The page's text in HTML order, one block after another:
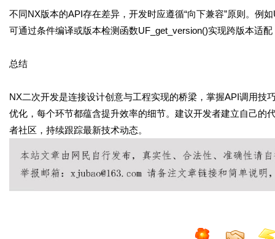
不同NX版本的API存在差异，开发时应遵循“向下兼容”原则。例
可通过条件编译或版本检测函数UF_get_version()实现跨版本适
总结
NX二次开发是连接设计创意与工程实现的桥梁，掌握API调用
优化，每个环节都蕴含提升效率的细节。建议开发者建立自己的
者社区，持续跟踪最新技术动态。